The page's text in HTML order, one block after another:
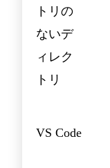
トリの
ないデ
ィレク
トリ
VS Code